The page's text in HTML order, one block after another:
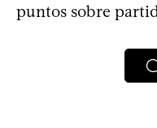
puntos sobre